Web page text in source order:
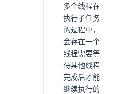
多个线程在
执行子任务
的过程中，
会存在一个
线程需要等
待其他线程
完成后才能
继续执行的